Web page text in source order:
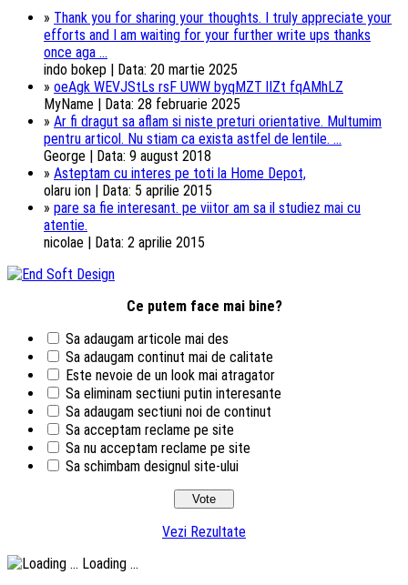
» Thank you for sharing your thoughts. I truly appreciate your
efforts and I am waiting for your further write ups thanks
once aga ...
indo bokep | Data: 20 martie 2025
» oeAgk WEVJStLs rsF UWW byqMZT lIZt fqAMhLZ
MyName | Data: 28 februarie 2025
» Ar fi dragut sa aflam si niste preturi orientative. Multumim
pentru articol. Nu stiam ca exista astfel de lentile. ...
George | Data: 9 august 2018
» Asteptam cu interes pe toti la Home Depot,
olaru ion | Data: 5 aprilie 2015
» pare sa fie interesant. pe viitor am sa il studiez mai cu
atentie.
nicolae | Data: 2 aprilie 2015
Ce putem face mai bine?
Sa adaugam articole mai des
Sa adaugam continut mai de calitate
Este nevoie de un look mai atragator
Sa eliminam sectiuni putin interesante
Sa adaugam sectiuni noi de continut
Sa acceptam reclame pe site
Sa nu acceptam reclame pe site
Sa schimbam designul site-ului
Vezi Rezultate
Loading ...